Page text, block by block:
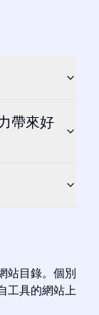
帶來好
站目錄。個別
工具的網站上